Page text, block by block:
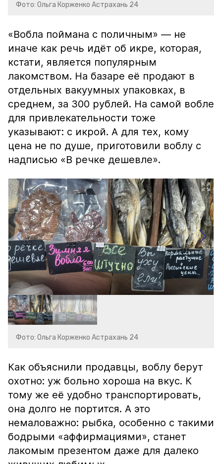
Фото: Ольга Корженко Астрахань 24
«Вобла поймана с поличным» — не
иначе как речь идёт об икре, которая,
кстати, является популярным
лакомством. На базаре её продают в
отдельных вакуумных упаковках, в
среднем, за 300 рублей. На самой вобле
для привлекательности тоже
указывают: с икрой. А для тех, кому
цена не по душе, приготовили воблу с
надписью «В речке дешевле».
Фото: Ольга Корженко Астрахань 24
Как объяснили продавцы, воблу берут
охотно: уж больно хороша на вкус. К
тому же её удобно транспортировать,
она долго не портится. А это
немаловажно: рыбка, особенно с такими
бодрыми «аффирмациями», станет
лакомым презентом даже для далеко